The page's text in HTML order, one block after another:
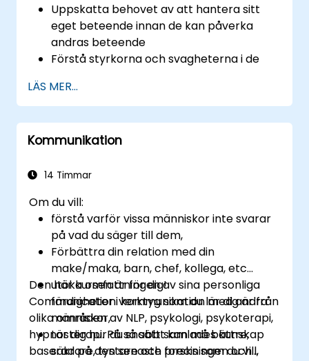
Uppskatta behovet av att hantera sitt
eget beteende innan de kan påverka
andras beteende
Förstå styrkorna och svagheterna i de
kommunikationsmedierna
Hantera sina interna och externa kunder
och intressenter
Förklara hur man hanterar de svåra
LÄS MER...
Kommunikation
14 Timmar
Om du vill:
förstå varför vissa människor inte svarar
på vad du säger till dem,
Förbättra din relation med din
make/maka, barn, chef, kollega, etc...
utöka omfattningen av sina personliga
färdigheter i kommunikation med andra
människor,
Lär dig hur du snabbt kan må bättre,
säkrare, tystare och precis som du vill,
Den här kursen är för dig!
Communication verktyg som du lär dig är från
olika områden av NLP, psykologi, psykoterapi,
hypnosterapi. På så sätt samlades kunskap
baserad på den senaste forskningen och